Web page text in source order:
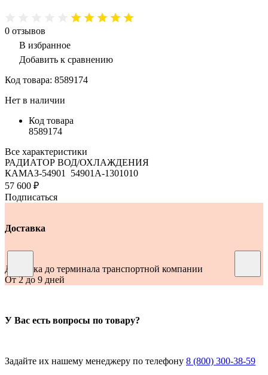
0 отзывов
В избранное
Добавить к сравнению
Код товара: 8589174
Нет в наличии
Код товара
8589174
Все характеристики
РАДИАТОР ВОД/ОХЛАЖДЕНИЯ
КАМАЗ-54901 54901А-1301010
57 600 ₽
Подписаться
Доставка
Доставка до терминала транспортной компании
От 2 до 9 дней
У Вас есть вопросы по товару?
Задайте их нашему менеджеру по телефону 8 (800) 300-38-59